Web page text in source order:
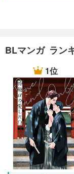
BLマンガ ラン
1位